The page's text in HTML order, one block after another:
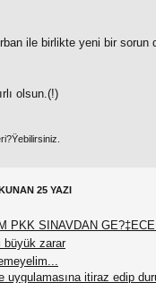
ile birlikte yeni bir sorun
olsun.(!)
25 YAZI
PKK SINAVDAN
büyük zarar
uygulamasına itiraz edip